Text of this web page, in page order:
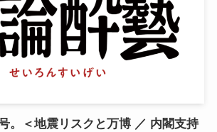
。＜地震リスクと万博 ／ 内閣支持